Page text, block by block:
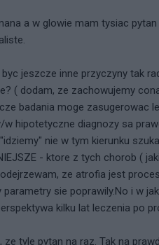
a w glowie mam tysiac
jeszcze inne przyczyny tak
( dodam, ze zachowujemy
badania moge zasugerowac
w hipotetyczne diagnozy sa
nie w tym kierunku
- ktore z tych chorob (
ze atrofia jest
parametry sie poprawily.No i w
kilku lat leczenia po
ze tyle pytan na raz. Tak na